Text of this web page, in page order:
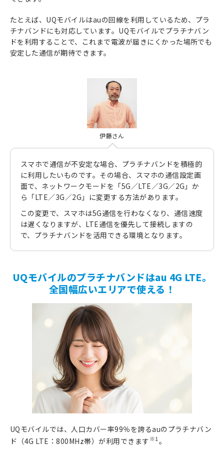
たとえば、UQモバイルはauの回線を利用しているため、プラ
チナバンドにも対応しています。UQモバイルでプラチナバン
ドを利用することで、これまで電波が届きにくかった場所でも
安定した通信が期待できます。
伊藤さん
スマホで通信が不安定な場合、プラチナバンドを積極的
に利用したいものです。その場合、スマホの通信設定画
面で、ネットワークモードを「5G／LTE／3G／2G」か
ら「LTE／3G／2G」に変更する方法があります。
この変更で、スマホは5G通信を行わなくなり、通信速度
は遅くなりますが、LTE通信を優先して接続しますの
で、プラチナバンドを活用できる環境となります。
UQモバイルのプラチナバンドはau 4G LTE。
全国幅広いエリアで使える！
UQモバイルでは、人口カバー率99％を誇るauのプラチナバン
ド（4G LTE：800MHz帯）が利用できます※1。